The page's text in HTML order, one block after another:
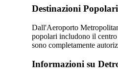
Destinazioni
Dall'Aeroporto
popolari includono il
sono completamente
Informazioni su